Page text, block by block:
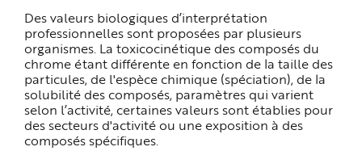
Des valeurs biologiques d’interprétation
professionnelles sont proposées par plusieurs
organismes. La toxicocinétique des composés du
chrome étant différente en fonction de la taille des
particules, de l'espèce chimique (spéciation), de la
solubilité des composés, paramètres qui varient
selon l’activité, certaines valeurs sont établies pour
des secteurs d'activité ou une exposition à des
composés spécifiques.